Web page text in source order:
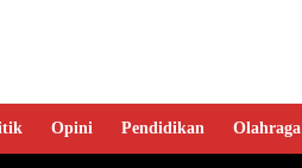
Opini Pendidikan Olahraga